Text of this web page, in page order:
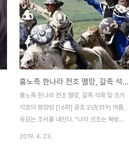
토끼띠의 석호는 274년생 말띠인 석륵과 21
세 차이가 나기에 아들, 조카 모두 가능성이
있다. 그렇지만 석륵이 태자를 314년생 개띠
석홍으로 삼은 것으로 보아 아들은 조카의 오
기로 보는 것이 합당할 것이다. 서진 말기, 오
랑캐들이 노비처럼 매매가 되었는데 이들에
대한 처우는 형편없었다. 석호도 어려서부터
호족 노비로 하북과 회하 일대를 전전했다.
어렸을 때 『개와 돼지』의 음식을 ..
흉노족 한나라 전조 멸망, 갈족 석륵 및 조카 석호의 평양성 [16화]
흉노족 한나라 전조 멸망, 갈족 석륵 및 조카
석호의 평양성 [16화] 광초 2년(319) 여름,
유요는 조서를 내린다. "나의 선조는 북방에
2019. 4. 23.